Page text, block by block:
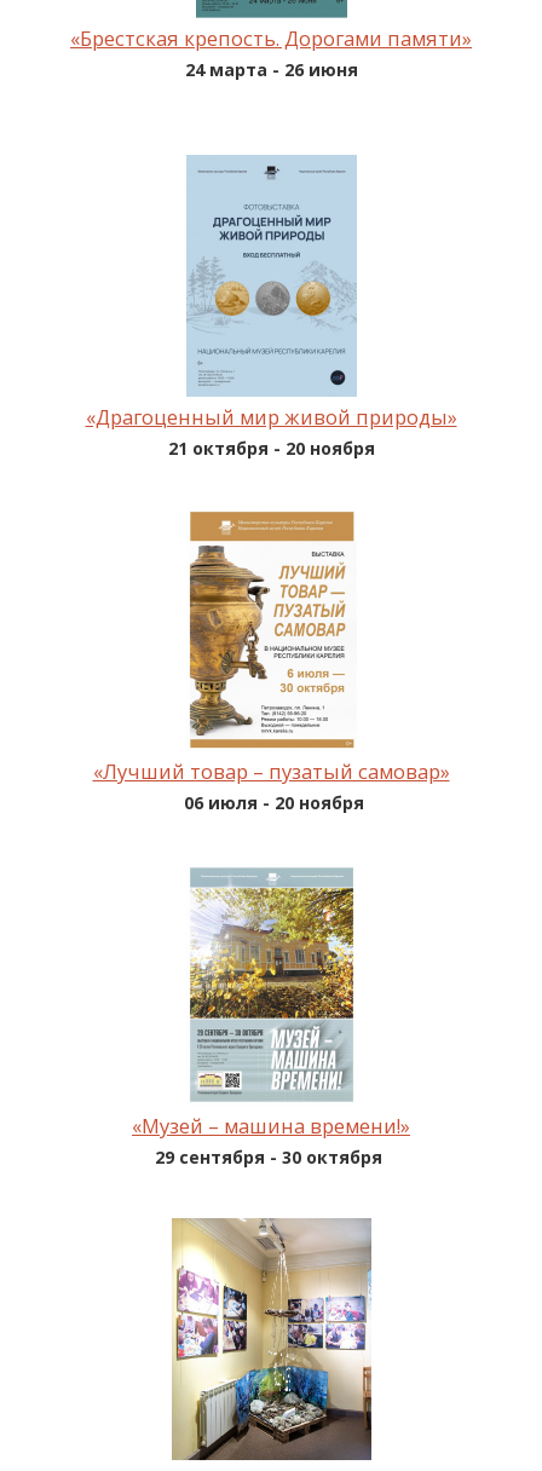
«Брестская крепость. Дорогами памяти»
24 марта - 26 июня
«Драгоценный мир живой природы»
21 октября - 20 ноября
«Лучший товар – пузатый самовар»
06 июля - 20 ноября
«Музей – машина времени!»
29 сентября - 30 октября